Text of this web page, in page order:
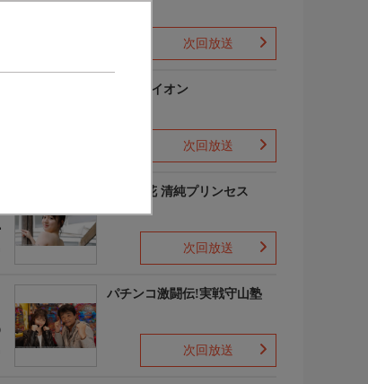
次回放送
3月のライオン
次回放送
吉田優花 清純プリンセス
次回放送
パチンコ激闘伝!実戦守山塾
次回放送